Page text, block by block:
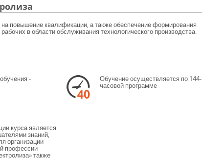
на повышение квалификации, а также обеспечение формирования
в области обслуживания технологического производства.
- Обучение осуществляется по 144-
часовой программе
курса является
знаний,
организации
профессии
также